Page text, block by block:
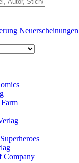
Company